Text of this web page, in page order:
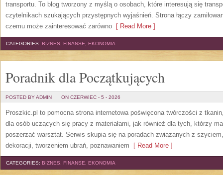
transportu. To blog tworzony z myślą o osobach, które interesują się
czytelnikach szukających przystępnych wyjaśnień. Strona łączy
czemu może zainteresować zarówno [ Read More ]
CATEGORIES: BIZNES, FINANSE, EKONOMIA
Poradnik dla Początkujących
POSTED BY ADMIN ON CZERWIEC - 5 - 2026
Proszkic.pl to pomocna strona internetowa poświęcona twórczości z
dla osób uczących się pracy z materiałami, jak również dla tych, którzy
poszerzać warsztat. Serwis skupia się na poradach związanych z
dekoracji, tworzeniem ubrań, poznawaniem [ Read More ]
CATEGORIES: BIZNES, FINANSE, EKONOMIA